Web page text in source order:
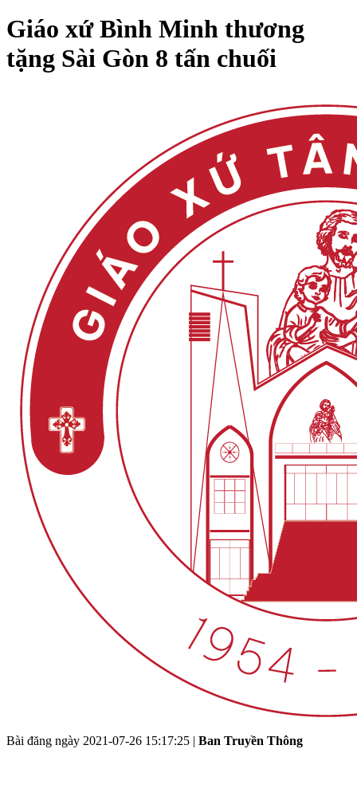
Giáo xứ Bình Minh thương
tặng Sài Gòn 8 tấn chuối
Bài đăng ngày 2021-07-26 15:17:25 | Ban Truyền Thông